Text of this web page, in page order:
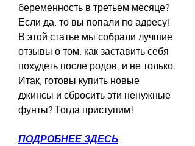
беременность в третьем месяце?
Если да, то вы попали по адресу!
В этой статье мы собрали лучшие
отзывы о том, как заставить себя
похудеть после родов, и не только.
Итак, готовы купить новые
джинсы и сбросить эти ненужные
фунты? Тогда приступим!
ПОДРОБНЕЕ ЗДЕСЬ